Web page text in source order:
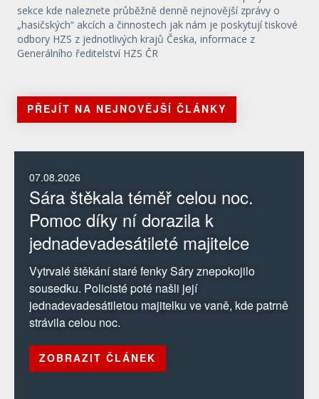
sekce kde naleznete průběžně denně nejnovější zprávy o
„hasičských“ akcích a činnostech jak nám je poskytují tiskové
odbory HZS z jednotlivých krajů Česka, informace z
Generálního ředitelství HZS ČR
PŘEJÍT NA NEJNOVĚJŠÍ ČLÁNKY
07.08.2026
Sára štěkala téměř celou noc.
Pomoc díky ní dorazila k
jednadevadesátileté majitelce
Vytrvalé štěkání staré fenky Sáry znepokojilo
sousedku. Policisté poté našli její
jednadevadesátiletou majitelku ve vaně, kde patrně
strávila celou noc.
ZOBRAZIT ČLÁNEK